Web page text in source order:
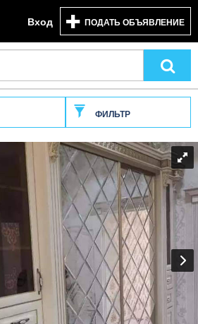
Вход ПОДАТЬ ОБЪЯВЛЕНИЕ
ФИЛЬТР